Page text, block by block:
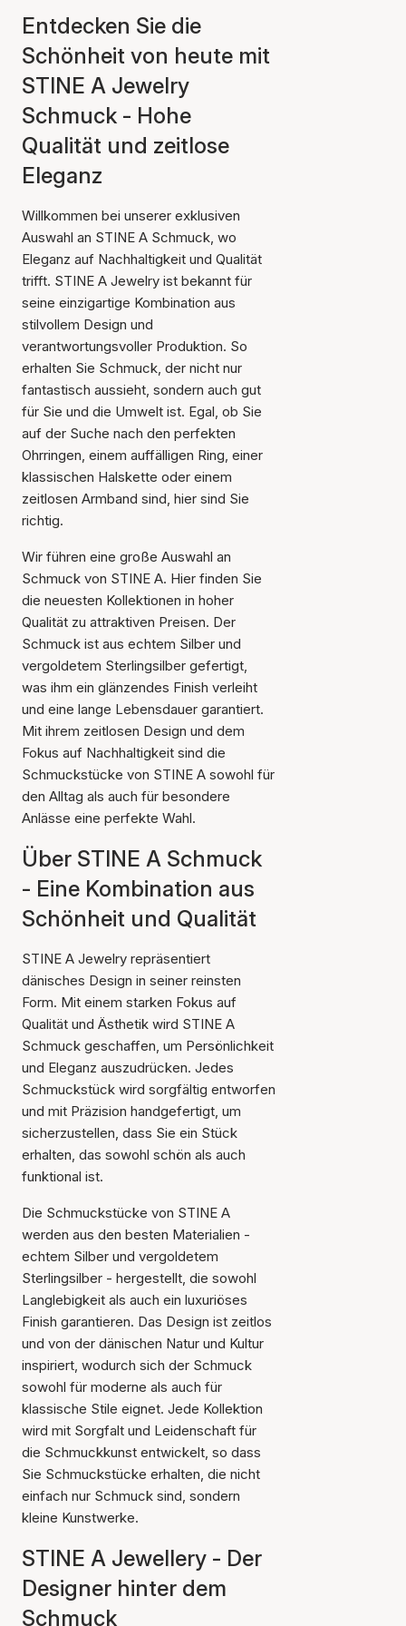
Entdecken Sie die
Schönheit von heute mit
STINE A Jewelry
Schmuck - Hohe
Qualität und zeitlose
Eleganz
Willkommen bei unserer exklusiven
Auswahl an STINE A Schmuck, wo
Eleganz auf Nachhaltigkeit und Qualität
trifft. STINE A Jewelry ist bekannt für
seine einzigartige Kombination aus
stilvollem Design und
verantwortungsvoller Produktion. So
erhalten Sie Schmuck, der nicht nur
fantastisch aussieht, sondern auch gut
für Sie und die Umwelt ist. Egal, ob Sie
auf der Suche nach den perfekten
Ohrringen, einem auffälligen Ring, einer
klassischen Halskette oder einem
zeitlosen Armband sind, hier sind Sie
richtig.
Wir führen eine große Auswahl an
Schmuck von STINE A. Hier finden Sie
die neuesten Kollektionen in hoher
Qualität zu attraktiven Preisen. Der
Schmuck ist aus echtem Silber und
vergoldetem Sterlingsilber gefertigt,
was ihm ein glänzendes Finish verleiht
und eine lange Lebensdauer garantiert.
Mit ihrem zeitlosen Design und dem
Fokus auf Nachhaltigkeit sind die
Schmuckstücke von STINE A sowohl für
den Alltag als auch für besondere
Anlässe eine perfekte Wahl.
Über STINE A Schmuck
- Eine Kombination aus
Schönheit und Qualität
STINE A Jewelry repräsentiert
dänisches Design in seiner reinsten
Form. Mit einem starken Fokus auf
Qualität und Ästhetik wird STINE A
Schmuck geschaffen, um Persönlichkeit
und Eleganz auszudrücken. Jedes
Schmuckstück wird sorgfältig entworfen
und mit Präzision handgefertigt, um
sicherzustellen, dass Sie ein Stück
erhalten, das sowohl schön als auch
funktional ist.
Die Schmuckstücke von STINE A
werden aus den besten Materialien -
echtem Silber und vergoldetem
Sterlingsilber - hergestellt, die sowohl
Langlebigkeit als auch ein luxuriöses
Finish garantieren. Das Design ist zeitlos
und von der dänischen Natur und Kultur
inspiriert, wodurch sich der Schmuck
sowohl für moderne als auch für
klassische Stile eignet. Jede Kollektion
wird mit Sorgfalt und Leidenschaft für
die Schmuckkunst entwickelt, so dass
Sie Schmuckstücke erhalten, die nicht
einfach nur Schmuck sind, sondern
kleine Kunstwerke.
STINE A Jewellery - Der
Designer hinter dem
Schmuck